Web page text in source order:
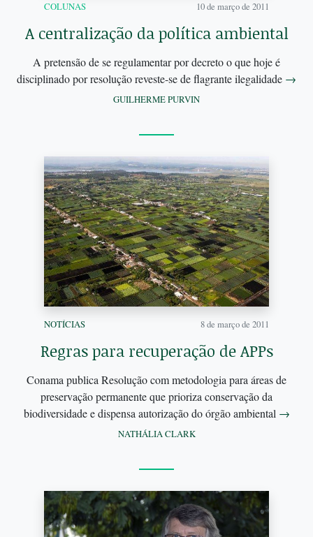
COLUNAS 10 de março de 2011
A centralização da política ambiental
A pretensão de se regulamentar por decreto o que hoje é
disciplinado por resolução reveste-se de flagrante ilegalidade →
GUILHERME PURVIN
NOTÍCIAS 8 de março de 2011
Regras para recuperação de APPs
Conama publica Resolução com metodologia para áreas de
preservação permanente que prioriza conservação da
biodiversidade e dispensa autorização do órgão ambiental →
NATHÁLIA CLARK